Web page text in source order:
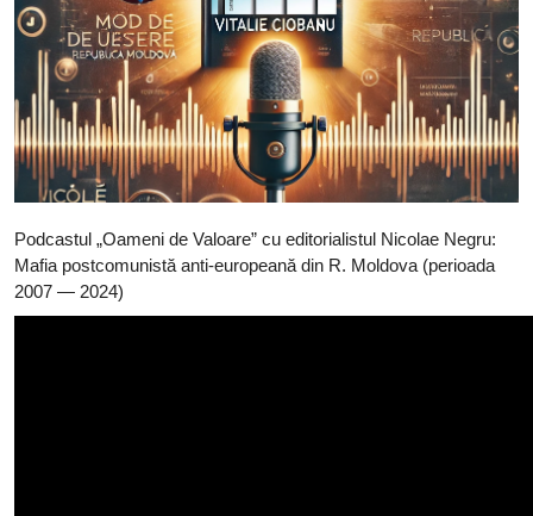
Podcastul „Oameni de Valoare” cu editorialistul Nicolae Negru:
Mafia postcomunistă anti-europeană din R. Moldova (perioada
2007 — 2024)